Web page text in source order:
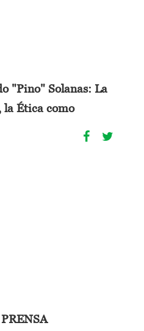
"Pino" Solanas: La
la Ética como